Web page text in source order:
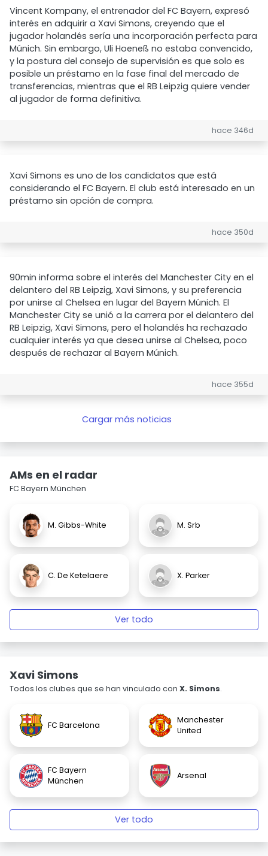
Vincent Kompany, el entrenador del FC Bayern, expresó
interés en adquirir a Xavi Simons, creyendo que el
jugador holandés sería una incorporación perfecta para
Múnich. Sin embargo, Uli Hoeneß no estaba convencido,
y la postura del consejo de supervisión es que solo es
posible un préstamo en la fase final del mercado de
transferencias, mientras que el RB Leipzig quiere vender
al jugador de forma definitiva.
hace 346d
Xavi Simons es uno de los candidatos que está
considerando el FC Bayern. El club está interesado en un
préstamo sin opción de compra.
hace 350d
90min informa sobre el interés del Manchester City en el
delantero del RB Leipzig, Xavi Simons, y su preferencia
por unirse al Chelsea en lugar del Bayern Múnich. El
Manchester City se unió a la carrera por el delantero del
RB Leipzig, Xavi Simons, pero el holandés ha rechazado
cualquier interés ya que desea unirse al Chelsea, poco
después de rechazar al Bayern Múnich.
hace 355d
Cargar más noticias
AMs en el radar
FC Bayern München
M. Gibbs-White M. Srb
C. De Ketelaere X. Parker
Ver todo
Xavi Simons
Todos los clubes que se han vinculado con X. Simons.
FC Barcelona
Manchester
United
FC Bayern
München
Arsenal
Ver todo